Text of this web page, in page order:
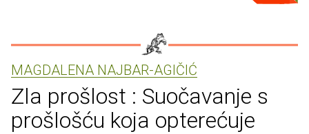
MAGDALENA NAJBAR-AGIČIĆ
Zla prošlost : Suočavanje s
prošlošću koja opterećuje